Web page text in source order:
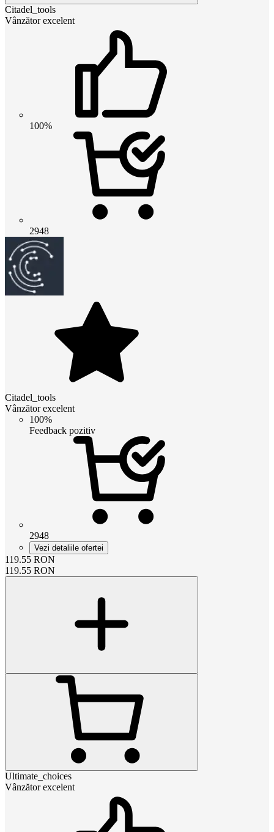
Citadel_tools
Vânzător excelent
100%
2948
Citadel_tools
Vânzător excelent
100%
Feedback pozitiv
2948
Vezi detaliile ofertei
119.55 RON
119.55 RON
Ultimate_choices
Vânzător excelent